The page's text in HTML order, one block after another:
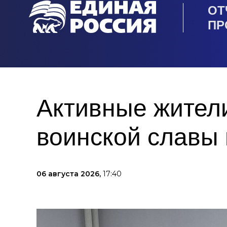
Активные
воинской
06 августа 2026, 17:40